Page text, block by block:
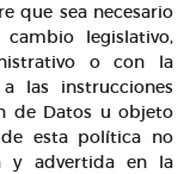
que sea necesario
legislativo,
o con la
las instrucciones
de Datos u objeto
esta política no
y advertida en la